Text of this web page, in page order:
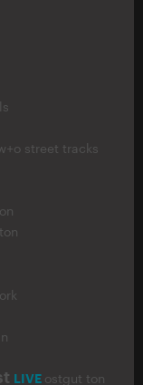
street tracks
LIVE ostgut ton